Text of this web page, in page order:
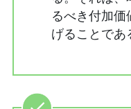
るべき付加価
げることであ